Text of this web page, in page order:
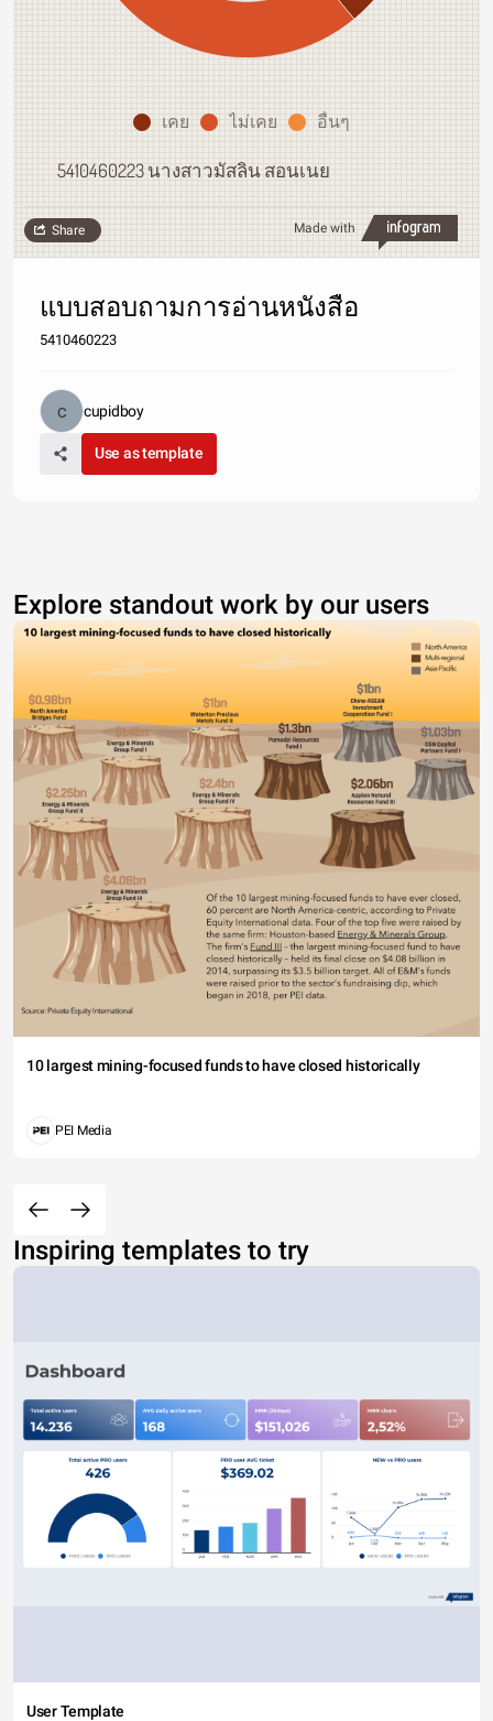
เคย ไม่เคย อื่นๆ
5410460223 นางสาวมัสลิน สอนเนย
Made with
Share
แบบสอบถามการอ่านหนังสือ
5410460223
cupidboy
Use as template
Explore standout work by our users
10 largest mining-focused funds to have closed historically
PEI Media
Inspiring templates to try
User Template